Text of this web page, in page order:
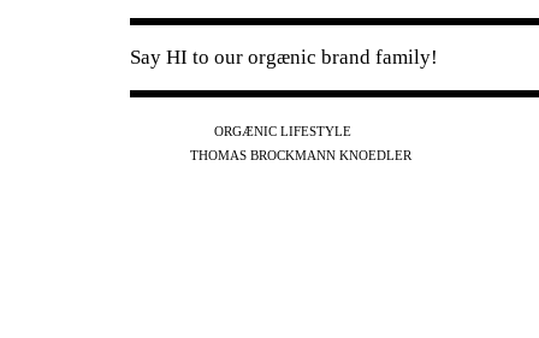
Say HI to our orgænic brand family!
ORGÆNIC LIFESTYLE
THOMAS BROCKMANN KNOEDLER